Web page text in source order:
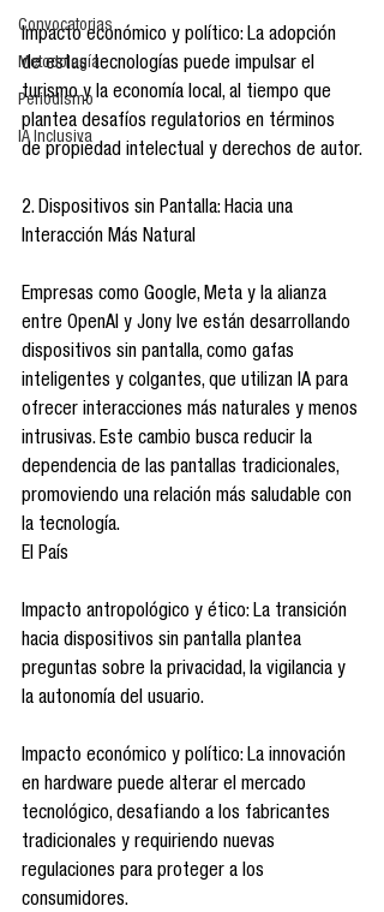
Convocatorias
Metodología
Periodismo
IA Inclusiva
Impacto económico y político: La adopción
de estas tecnologías puede impulsar el
turismo y la economía local, al tiempo que
plantea desafíos regulatorios en términos
de propiedad intelectual y derechos de autor.
2. Dispositivos sin Pantalla: Hacia una
Interacción Más Natural
Empresas como Google, Meta y la alianza
entre OpenAI y Jony Ive están desarrollando
dispositivos sin pantalla, como gafas
inteligentes y colgantes, que utilizan IA para
ofrecer interacciones más naturales y menos
intrusivas. Este cambio busca reducir la
dependencia de las pantallas tradicionales,
promoviendo una relación más saludable con
la tecnología.
El País
Impacto antropológico y ético: La transición
hacia dispositivos sin pantalla plantea
preguntas sobre la privacidad, la vigilancia y
la autonomía del usuario.
Impacto económico y político: La innovación
en hardware puede alterar el mercado
tecnológico, desafiando a los fabricantes
tradicionales y requiriendo nuevas
regulaciones para proteger a los
consumidores.